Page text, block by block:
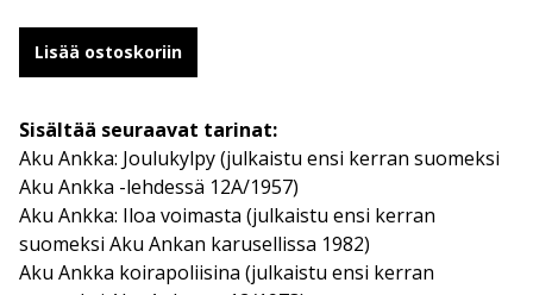
Lisää ostoskoriin
Sisältää seuraavat tarinat:
Aku Ankka: Joulukylpy (julkaistu ensi kerran suomeksi
Aku Ankka -lehdessä 12A/1957)
Aku Ankka: Iloa voimasta (julkaistu ensi kerran
suomeksi Aku Ankan karusellissa 1982)
Aku Ankka koirapoliisina (julkaistu ensi kerran